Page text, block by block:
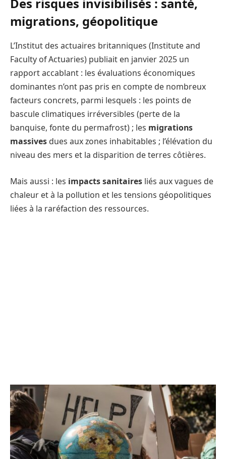
migrations, géopolitique
L’Institut des actuaires britanniques (Institute and
Faculty of Actuaries) publiait en janvier 2025 un
rapport accablant : les évaluations économiques
dominantes n’ont pas pris en compte de nombreux
facteurs concrets, parmi lesquels : les points de
bascule climatiques irréversibles (perte de la
banquise, fonte du permafrost) ; les migrations
massives dues aux zones inhabitables ; l’élévation du
niveau des mers et la disparition de terres côtières.
Mais aussi : les impacts sanitaires liés aux vagues de
chaleur et à la pollution et les tensions géopolitiques
liées à la raréfaction des ressources.